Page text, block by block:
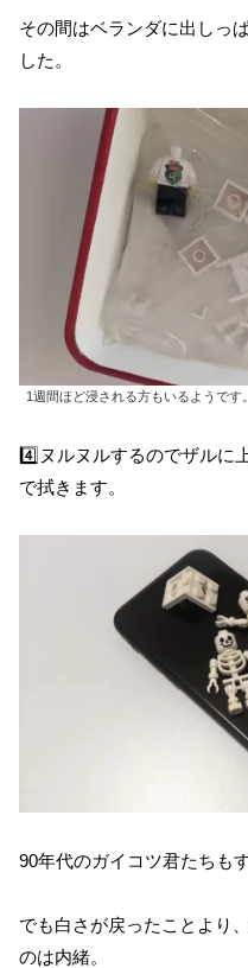
その間はベランダに出しっ
した。
1週間ほど浸される方もいるようです。
4️⃣ヌルヌルするのでザルに
で拭きます。
90年代のガイコツ君たちも
でも白さが戻ったことより
のは内緒。